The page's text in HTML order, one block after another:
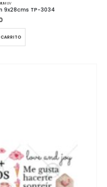
UV
9x28cms TP-3034